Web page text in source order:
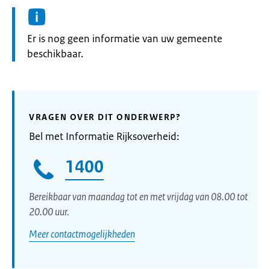
Informatie:
Er is nog geen informatie van uw gemeente
beschikbaar.
VRAGEN OVER DIT ONDERWERP?
Bel met Informatie Rijksoverheid:
1400
Bereikbaar van maandag tot en met vrijdag van 08.00 tot
20.00 uur.
Meer contactmogelijkheden